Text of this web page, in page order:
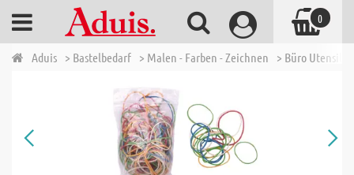
Aduis > Bastelbedarf > Malen - Farben - Zeichnen > Büro
0